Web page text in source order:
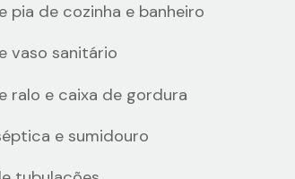
pia de cozinha e banheiro
vaso sanitário
ralo e caixa de gordura
e sumidouro